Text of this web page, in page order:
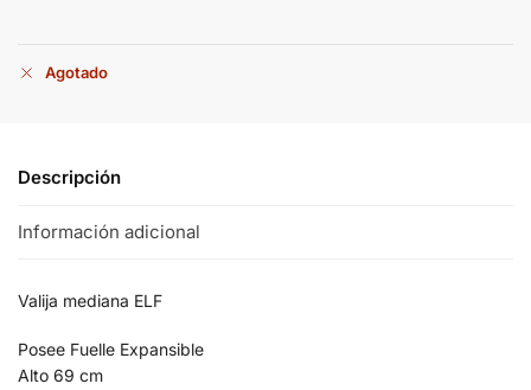
Agotado
Descripción
Información adicional
Valija mediana ELF
Posee Fuelle Expansible
Alto 69 cm